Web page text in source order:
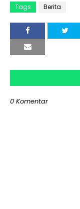
Tags Berita
0 Komentar